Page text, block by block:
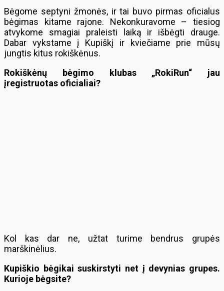
Bėgome septyni žmonės, ir tai buvo pirmas oficialus
bėgimas kitame rajone. Nekonkuravome – tiesiog
atvykome smagiai praleisti laiką ir išbėgti drauge.
Dabar vykstame į Kupiškį ir kviečiame prie mūsų
jungtis kitus rokiškėnus.
Rokiškėnų bėgimo klubas „RokiRun“ jau
įregistruotas oficialiai?
Kol kas dar ne, užtat turime bendrus grupės
marškinėlius.
Kupiškio bėgikai suskirstyti net į devynias grupes.
Kurioje bėgsite?